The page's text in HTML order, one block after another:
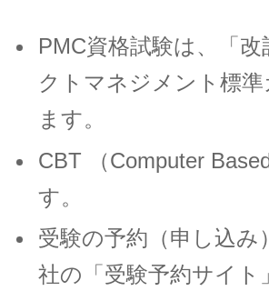
PMC資格試験は、「
クトマネジメント標
ます。
CBT （Computer
す。
受験の予約（申し込
社の「受験予約サイ